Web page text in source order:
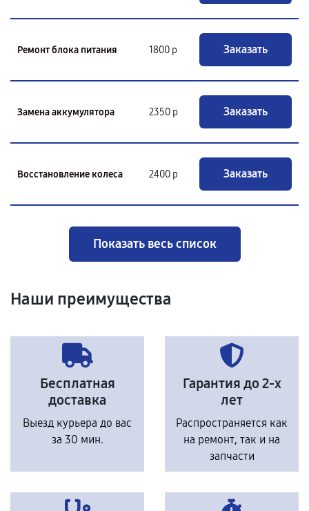
Ремонт блока питания 1800 р Заказать
Замена аккумулятора 2350 р Заказать
Восстановление колеса 2400 р Заказать
Показать весь список
Наши преимущества
Бесплатная
доставка
Выезд курьера до вас
за 30 мин.
Гарантия до 2-х
лет
Распространяется как
на ремонт, так и на
запчасти